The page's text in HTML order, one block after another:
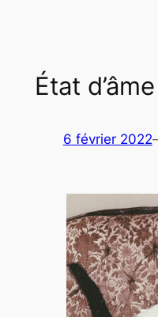
État
6 février 2022